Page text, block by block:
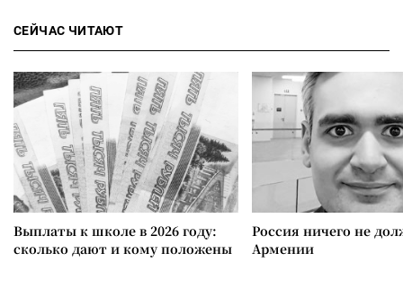
СЕЙЧАС ЧИТАЮТ
Выплаты к школе в 2026 году:
сколько дают и кому положены
Россия ничего не
Армении